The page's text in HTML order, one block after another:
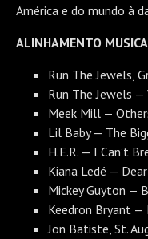
América e do mundo à
ALINHAMENTO
Run The Jewels,
Run The Jewels
Meek Mill —
Lil Baby — The
H.E.R. — I Can’t
Kiana Ledé —
Mickey Guyton —
Keedron Bryant —
Jon Batiste, St.